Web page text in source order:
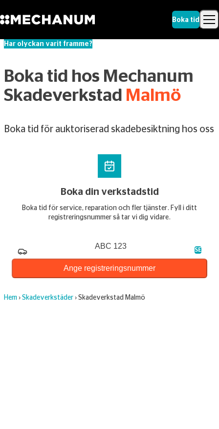
Skip to content
Boka tid
SökHar olyckan varit framme?
Boka tid hos Mechanum
Skadeverkstad Malmö
Boka tid för auktoriserad skadebesiktning hos oss
Boka din verkstadstid
Boka tid för service, reparation och fler tjänster. Fyll i ditt
registreringsnummer så tar vi dig vidare.
SE
Ange registreringsnummer
Hem › Skadeverkstäder › Skadeverkstad Malmö